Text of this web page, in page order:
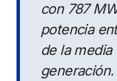
con 787
potencia
de la
generación.